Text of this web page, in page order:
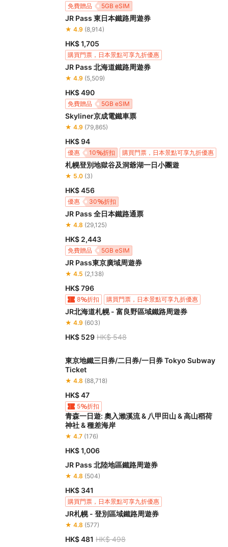
5GB eSIM
免費贈品
購買門票，日本景點可享九折優惠
JR Pass 東日本鐵路周遊券
★ 4.9 (8,914)
HK$ 1,705
購買門票，日本景點可享九折優惠
JR Pass 北海道鐵路周遊券
★ 4.9 (5,509)
HK$ 490
5GB eSIM
免費贈品
購買門票，日本景點可享九折優惠
Skyliner京成電鐵車票
★ 4.9 (79,865)
HK$ 94
10 折扣
優惠 購買門票，日本景點可享九折優惠
札幌登別地獄谷及洞爺湖一日小團遊
★ 5.0 (3)
HK$ 456
30 折扣
優惠
JR Pass 全日本鐵路通票
★ 4.8 (29,125)
HK$ 2,443
5GB eSIM
免費贈品
JR Pass東京廣域周遊券
★ 4.5 (2,138)
HK$ 796
8 折扣 購買門票，日本景點可享九折優惠
JR北海道札幌 - 富良野區域鐵路周遊券
★ 4.9 (603)
HK$ 529 HK$ 548
東京地鐵三日券/二日券/一日券 Tokyo Subway
Ticket
★ 4.8 (88,718)
HK$ 47
5 折扣
青森一日遊: 奧入瀨溪流 & 八甲田山 & 高山稻荷
神社 & 種差海岸
★ 4.7 (176)
HK$ 1,006
JR Pass 北陸地區鐵路周遊券
★ 4.8 (504)
HK$ 341
購買門票，日本景點可享九折優惠
JR札幌 - 登別區域鐵路周遊券
★ 4.8 (577)
HK$ 481 HK$ 498